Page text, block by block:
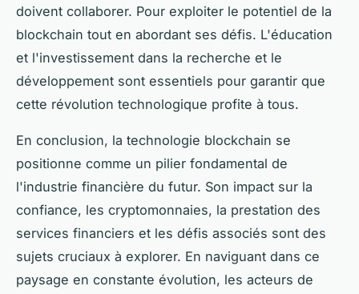
doivent collaborer. Pour exploiter le potentiel de la
blockchain tout en abordant ses défis. L'éducation
et l'investissement dans la recherche et le
développement sont essentiels pour garantir que
cette révolution technologique profite à tous.
En conclusion, la technologie blockchain se
positionne comme un pilier fondamental de
l'industrie financière du futur. Son impact sur la
confiance, les cryptomonnaies, la prestation des
services financiers et les défis associés sont des
sujets cruciaux à explorer. En naviguant dans ce
paysage en constante évolution, les acteurs de